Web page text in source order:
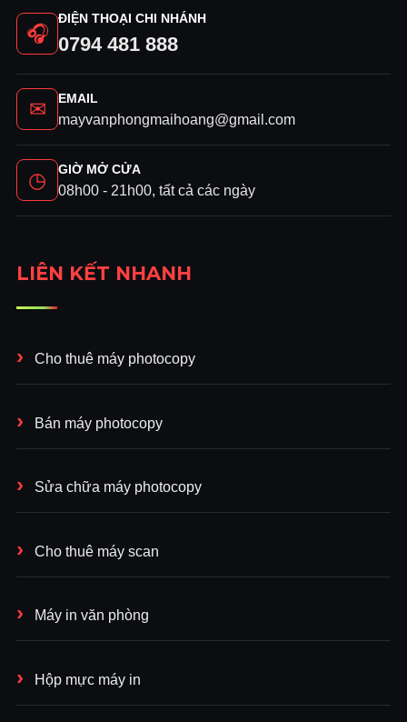
🎧
ĐIỆN THOẠI CHI NHÁNH
0794 481 888
✉ EMAIL
mayvanphongmaihoang@gmail.com
◷ GIỜ MỞ CỬA
08h00 - 21h00, tất cả các ngày
LIÊN KẾT NHANH
Cho thuê máy photocopy
Bán máy photocopy
Sửa chữa máy photocopy
Cho thuê máy scan
Máy in văn phòng
Hộp mực máy in